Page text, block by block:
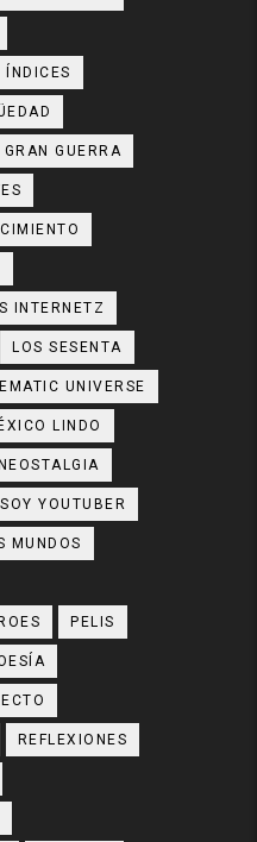
ÍNDICES
GRAN GUERRA
INTERNETZ
LOS SESENTA
UNIVERSE
LINDO
YOUTUBER
MUNDOS
PELIS
REFLEXIONES